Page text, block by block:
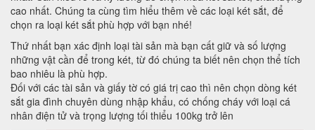
cao nhất. Chúng ta cùng tìm hiểu thêm về các loại két sắt, để
chọn ra loại két sắt phù hợp với bạn nhé!
Thứ nhất bạn xác định loại tài sản mà bạn cất giữ và số lượng
những vật cần để trong két, từ đó chúng ta biết nên chọn thể tích
bao nhiêu là phù hợp.
Đối với các tài sản và giấy tờ có giá trị cao thì nên chọn dòng két
sắt gia đình chuyên dùng nhập khẩu, có chống cháy với loại cá
nhân điện tử và trọng lượng tối thiểu 100kg trở lên